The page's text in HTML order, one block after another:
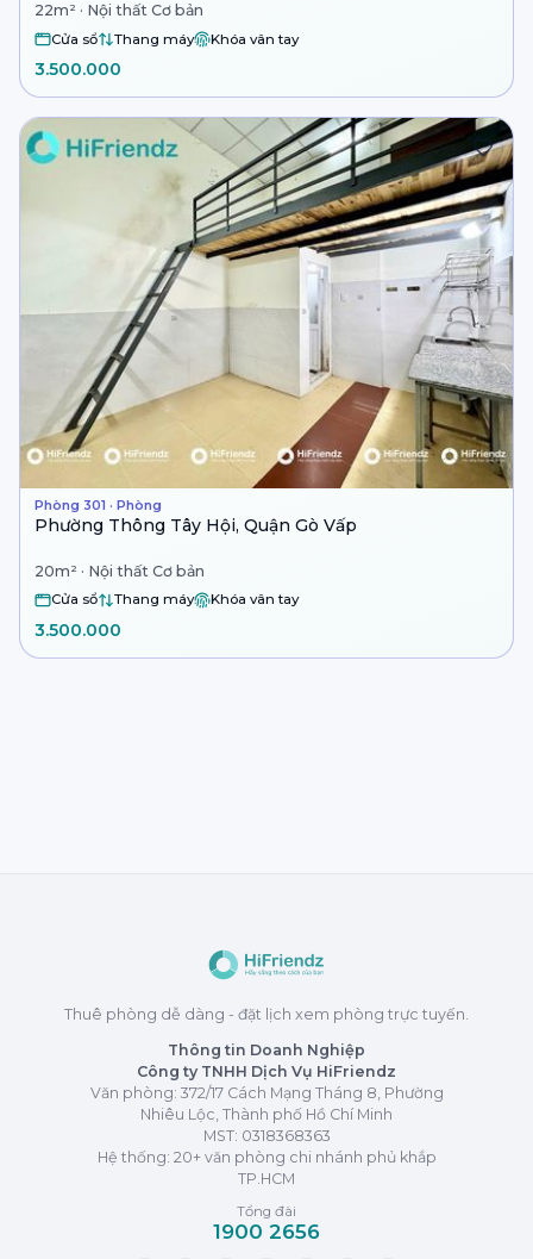
22m² · Nội thất Cơ bản
Cửa sổ Thang máy Khóa vân tay
3.500.000
Phòng 301 · Phòng
Phường Thông Tây Hội, Quận Gò Vấp
20m² · Nội thất Cơ bản
Cửa sổ Thang máy Khóa vân tay
3.500.000
Thuê phòng dễ dàng - đặt lịch xem phòng trực tuyến.
Thông tin Doanh Nghiệp
Công ty TNHH Dịch Vụ HiFriendz
Văn phòng: 372/17 Cách Mạng Tháng 8, Phường
Nhiêu Lộc, Thành phố Hồ Chí Minh
MST: 0318368363
Hệ thống: 20+ văn phòng chi nhánh phủ khắp
TP.HCM
Tổng đài
1900 2656